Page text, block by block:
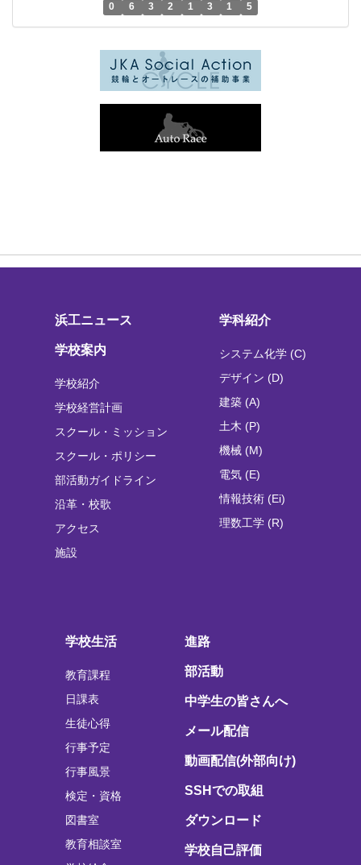
0 6 3 2 1 3 1 5
浜工ニュース
学校案内
学校紹介
学校経営計画
スクール・ミッション
スクール・ポリシー
部活動ガイドライン
沿革・校歌
アクセス
施設
学科紹介
システム化学 (C)
デザイン (D)
建築 (A)
土木 (P)
機械 (M)
電気 (E)
情報技術 (Ei)
理数工学 (R)
学校生活
教育課程
日課表
生徒心得
行事予定
行事風景
検定・資格
図書室
教育相談室
進路
部活動
中学生の皆さんへ
メール配信
動画配信(外部向け)
SSHでの取組
ダウンロード
学校自己評価